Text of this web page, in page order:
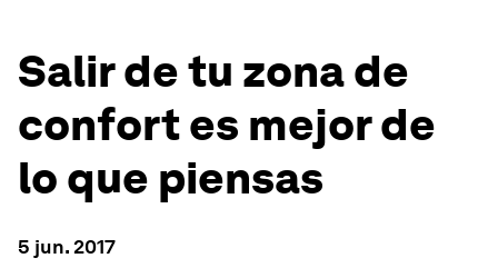
Salir de tu zona de
confort es mejor de
lo que piensas
5 jun. 2017